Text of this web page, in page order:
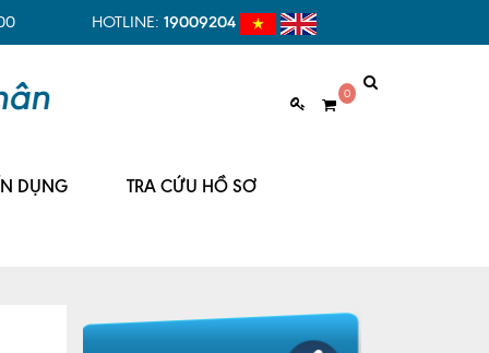
HOTLINE: 19009204
0
DỤNG TRA CỨU HỒ SƠ